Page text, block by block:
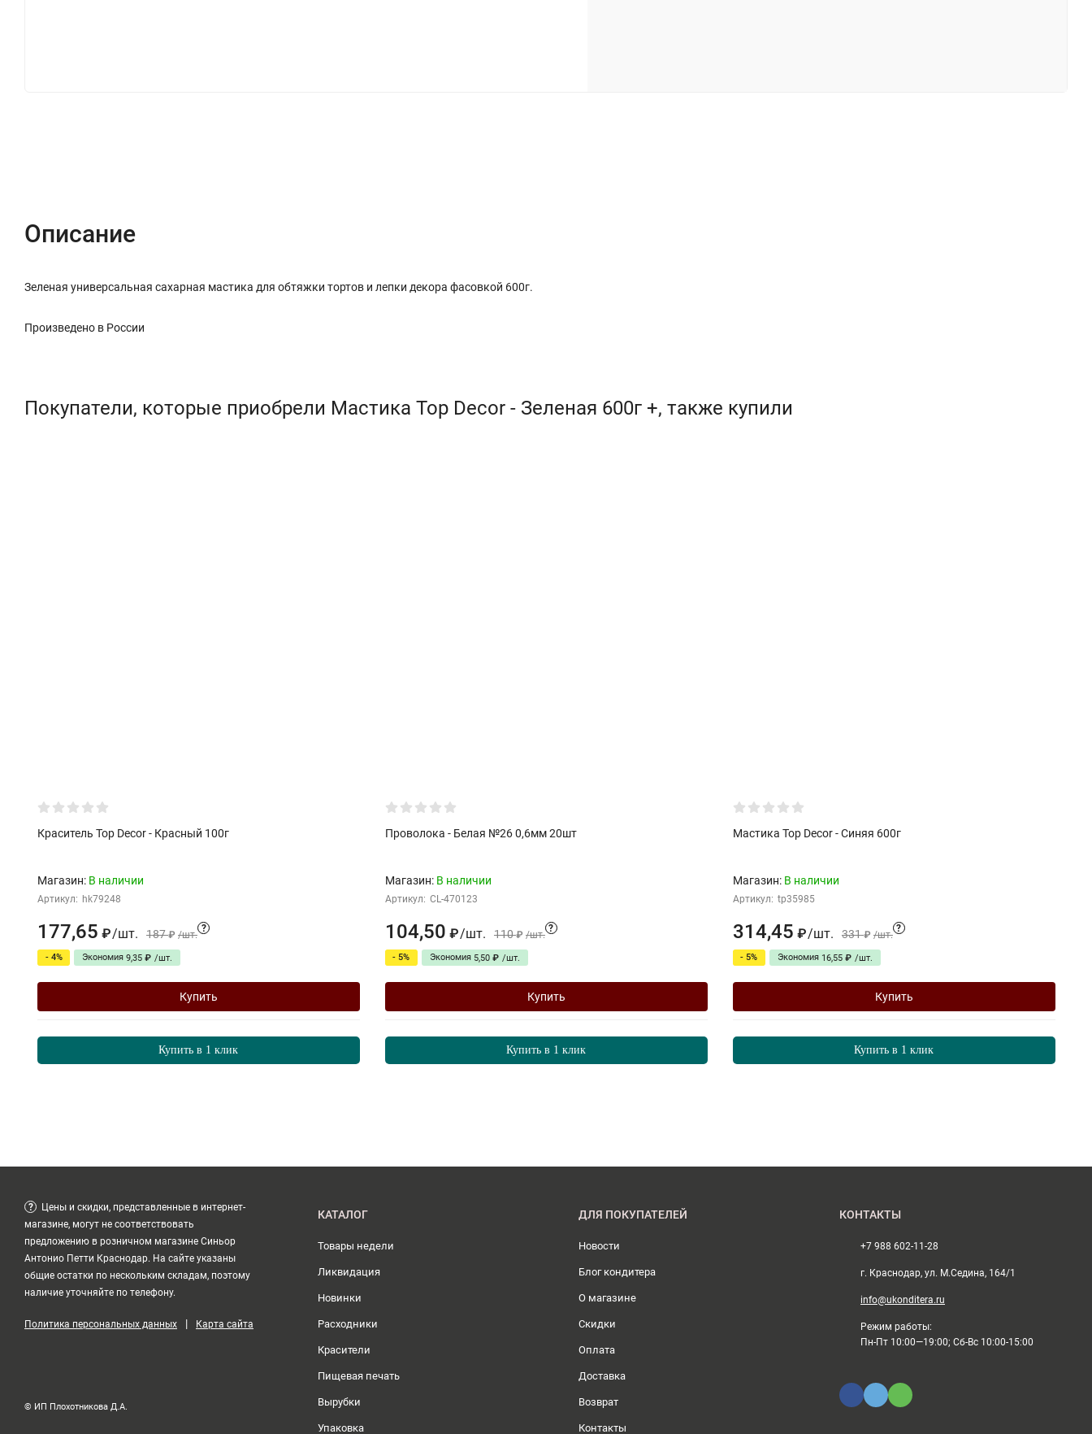
Описание
Зеленая универсальная сахарная мастика для обтяжки тортов и лепки декора фасовкой 600г.
Произведено в России
Покупатели, которые приобрели Мастика Top Decor - Зеленая 600г +, также купили
Краситель Top Decor - Красный 100г
Магазин: В наличии
Артикул: hk79248
177,65 ₽/шт. 187 ₽ /шт.
?
- 4% Экономия 9,35 ₽ /шт.
Купить
Купить в 1 клик
Проволока - Белая №26 0,6мм 20шт
Магазин: В наличии
Артикул: CL-470123
104,50 ₽/шт. 110 ₽ /шт.
?
- 5% Экономия 5,50 ₽ /шт.
Купить
Купить в 1 клик
Мастика Top Decor - Синяя 600г
Магазин: В наличии
Артикул: tp35985
314,45 ₽/шт. 331 ₽ /шт.
?
- 5% Экономия 16,55 ₽ /шт.
Купить
Купить в 1 клик
?
Цены и скидки, представленные в интернет-
магазине, могут не соответствовать
предложению в розничном магазине Синьор
Антонио Петти Краснодар. На сайте указаны
общие остатки по нескольким складам, поэтому
наличие уточняйте по телефону.
Политика персональных данных | Карта сайта
© ИП Плохотникова Д.А.
КАТАЛОГ
Товары недели
Ликвидация
Новинки
Расходники
Красители
Пищевая печать
Вырубки
Упаковка
ДЛЯ ПОКУПАТЕЛЕЙ
Новости
Блог кондитера
О магазине
Скидки
Оплата
Доставка
Возврат
Контакты
КОНТАКТЫ
+7 988 602-11-28
г. Краснодар, ул. М.Седина, 164/1
info@ukonditera.ru
Режим работы:
Пн-Пт 10:00—19:00; Сб-Вс 10:00-15:00